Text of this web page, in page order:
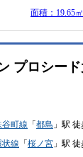
面積：19.65㎡
プロシー
町線 「 都島 」駅
状線 「 桜ノ宮 」駅